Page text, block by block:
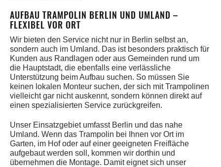
AUFBAU TRAMPOLIN BERLIN UND UMLAND –
FLEXIBEL VOR ORT
Wir bieten den Service nicht nur in Berlin selbst an,
sondern auch im Umland. Das ist besonders praktisch für
Kunden aus Randlagen oder aus Gemeinden rund um
die Hauptstadt, die ebenfalls eine verlässliche
Unterstützung beim Aufbau suchen. So müssen Sie
keinen lokalen Monteur suchen, der sich mit Trampolinen
vielleicht gar nicht auskennt, sondern können direkt auf
einen spezialisierten Service zurückgreifen.
Unser Einsatzgebiet umfasst Berlin und das nahe
Umland. Wenn das Trampolin bei Ihnen vor Ort im
Garten, im Hof oder auf einer geeigneten Freifläche
aufgebaut werden soll, kommen wir dorthin und
übernehmen die Montage. Damit eignet sich unser